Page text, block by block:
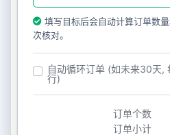
填写目标后会自动计算订单数
次核对。
自动循环订单 (如未来30天,
行)
订单个数
订单小计